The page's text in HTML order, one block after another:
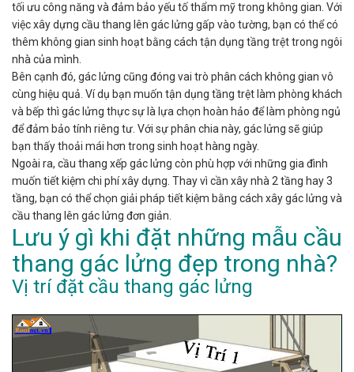
tối ưu công năng và đảm bảo yếu tố thẩm mỹ trong không gian. Với
việc xây dựng cầu thang lên gác lửng gấp vào tường, bạn có thể có
thêm không gian sinh hoạt bằng cách tận dụng tầng trệt trong ngôi
nhà của mình.
Bên cạnh đó, gác lửng cũng đóng vai trò phân cách không gian vô
cùng hiệu quả. Ví dụ bạn muốn tận dụng tầng trệt làm phòng khách
và bếp thì gác lửng thực sự là lựa chọn hoàn hảo để làm phòng ngủ
để đảm bảo tính riêng tư. Với sự phân chia này, gác lửng sẽ giúp
bạn thấy thoải mái hơn trong sinh hoạt hàng ngày.
Ngoài ra, cầu thang xếp gác lửng còn phù hợp với những gia đình
muốn tiết kiệm chi phí xây dựng. Thay vì cần xây nhà 2 tầng hay 3
tầng, bạn có thể chọn giải pháp tiết kiệm bằng cách xây gác lửng và
cầu thang lên gác lửng đơn giản.
Lưu ý gì khi đặt những mẫu cầu
thang gác lửng đẹp trong nhà?
Vị trí đặt cầu thang gác lửng